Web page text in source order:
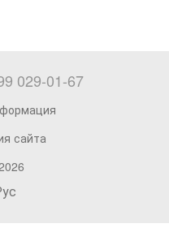
029-01-67
сайта